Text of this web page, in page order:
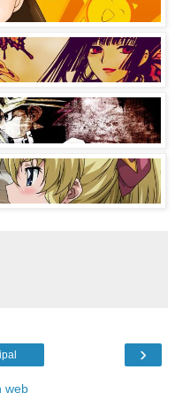
›
web